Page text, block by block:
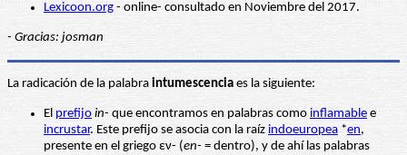
Lexicoon.org - online- consultado en Noviembre del 2017.
- Gracias: josman
La radicación de la palabra intumescencia es la siguiente:
El prefijo in- que encontramos en palabras como inflamable e
incrustar. Este prefijo se asocia con la raíz indoeuropea *en,
presente en el griego εν- (en- = dentro), y de ahí las palabras